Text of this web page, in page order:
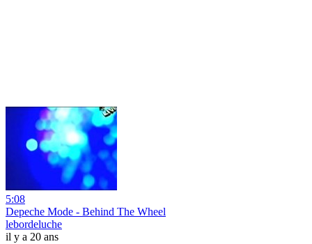
5:08
Depeche Mode - Behind The Wheel
lebordeluche
il y a 20 ans